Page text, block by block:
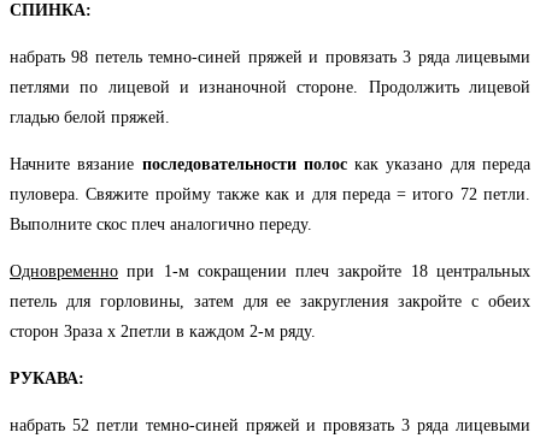
СПИНКА:
набрать 98 петель темно-синей пряжей и провязать 3 ряда лицевыми
петлями по лицевой и изнаночной стороне. Продолжить лицевой
гладью белой пряжей.
Начните вязание последовательности полоскак указано для переда
пуловера. Свяжите пройму также как и для переда = итого 72 петли.
Выполните скос плеч аналогично переду.
Одновременно при 1-м сокращении плеч закройте 18 центральных
петель для горловины, затем для ее закругления закройте с обеих
сторон 3раза х 2петли в каждом 2-м ряду.
РУКАВА:
набрать 52 петли темно-синей пряжей и провязать 3 ряда лицевыми